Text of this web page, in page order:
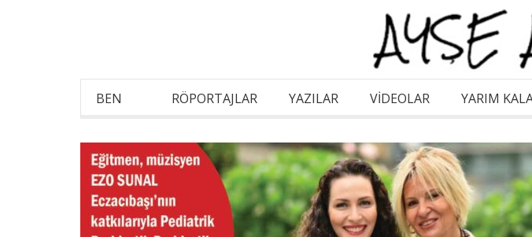
BEN RÖPORTAJLAR YAZILAR VİDEOLAR YARIM